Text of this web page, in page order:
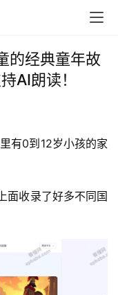
的经典童年故
AI朗读！
有0到12岁小孩的家
面收录了好多不同国